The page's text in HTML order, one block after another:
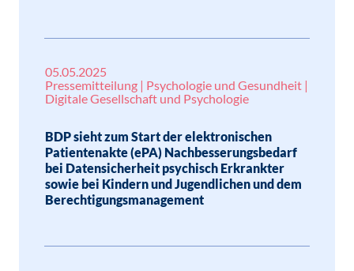
05.05.2025
Pressemitteilung | Psychologie und Gesundheit |
Digitale Gesellschaft und Psychologie
BDP sieht zum Start der elektronischen
Patientenakte (ePA) Nachbesserungsbedarf
bei Datensicherheit psychisch Erkrankter
sowie bei Kindern und Jugendlichen und dem
Berechtigungsmanagement